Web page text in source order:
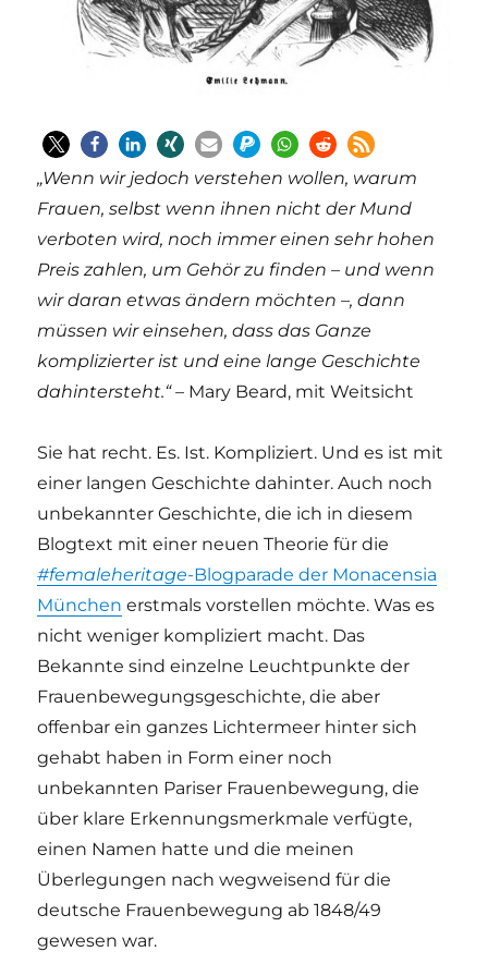
„Wenn wir jedoch verstehen wollen, warum
Frauen, selbst wenn ihnen nicht der Mund
verboten wird, noch immer einen sehr hohen
Preis zahlen, um Gehör zu finden – und wenn
wir daran etwas ändern möchten –, dann
müssen wir einsehen, dass das Ganze
komplizierter ist und eine lange Geschichte
dahintersteht.“– Mary Beard, mit Weitsicht
Sie hat recht. Es. Ist. Kompliziert. Und es ist mit
einer langen Geschichte dahinter. Auch noch
unbekannter Geschichte, die ich in diesem
Blogtext mit einer neuen Theorie für die
#femaleheritage-Blogparade der Monacensia
München erstmals vorstellen möchte. Was es
nicht weniger kompliziert macht. Das
Bekannte sind einzelne Leuchtpunkte der
Frauenbewegungsgeschichte, die aber
offenbar ein ganzes Lichtermeer hinter sich
gehabt haben in Form einer noch
unbekannten Pariser Frauenbewegung, die
über klare Erkennungsmerkmale verfügte,
einen Namen hatte und die meinen
Überlegungen nach wegweisend für die
deutsche Frauenbewegung ab 1848/49
gewesen war.